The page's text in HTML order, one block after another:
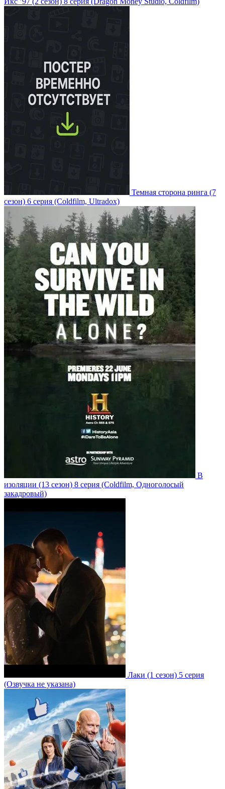
Темная сторона ринга (7
сезон) 6 серия (Coldfilm, Ultradox)
В
изоляции (13 сезон) 8 серия (Coldfilm, Одноголосый
закадровый)
Лаки (1 сезон) 5 серия
(Озвучка не указана)